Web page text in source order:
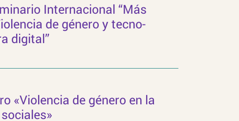
Internacional “Más
de género y tecno-
digital”
«Violencia de género en la